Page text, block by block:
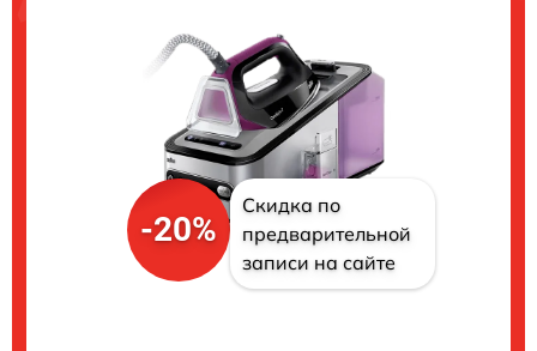
-20%
Скидка по
предварительной
записи на сайте